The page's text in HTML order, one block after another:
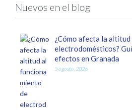
Nuevos en el blog
¿Cómo afecta la
electrodomésticos?
efectos en Granada
5 agosto, 2026